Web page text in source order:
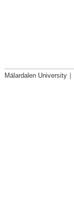
Mälardalen University